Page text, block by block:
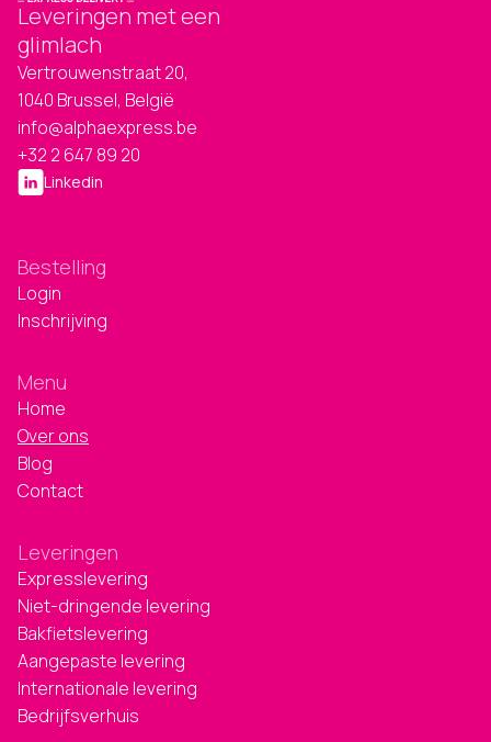
Leveringen met een
glimlach
Vertrouwenstraat 20,
1040 Brussel, België
info@alphaexpress.be
+32 2 647 89 20
Linkedin
Bestelling
Login
Inschrijving
Menu
Home
Over ons
Blog
Contact
Leveringen
Expresslevering
Niet-dringende levering
Bakfietslevering
Aangepaste levering
Internationale levering
Bedrijfsverhuis